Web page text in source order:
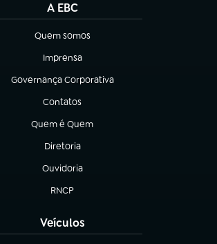
A EBC
Quem somos
(abre em nova aba)
Imprensa
(abre em nova aba)
Governança Corporativa
(abre em nova aba)
Contatos
(abre em nova aba)
Quem é Quem
(abre em nova aba)
Diretoria
(abre em nova aba)
Ouvidoria
(abre em nova aba)
RNCP
(abre em nova aba)
Veículos